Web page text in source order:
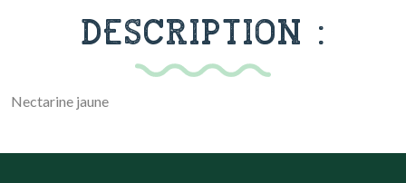
DESCRIPTION :
Nectarine jaune